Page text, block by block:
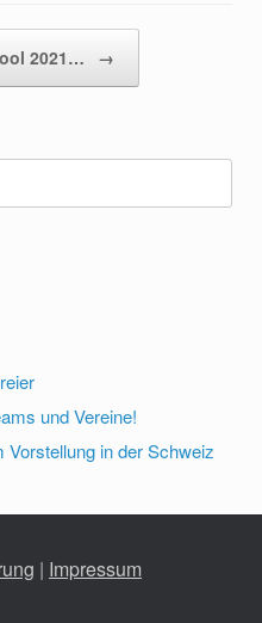
2021… →
und Vereine!
Vorstellung in der Schweiz
| Impressum